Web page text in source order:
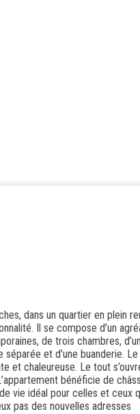
dans un quartier en plein
Il se compose d’un
de trois chambres,
séparée et d’une buanderie.
et chaleureuse. Le tout
bénéficie de
vie idéal pour celles et ceux
pas des nouvelles adresses